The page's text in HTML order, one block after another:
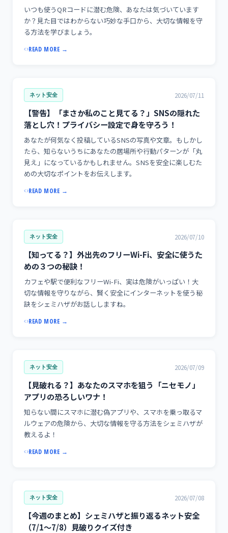
いつも使うQRコードに潜む危険、あなたは気づいています
か？見た目ではわからない巧妙な手口から、大切な情報を守
る方法を学びましょう。
READ MORE →
ネット安全 2026/07/11
【警告】「まさか私のこと見てる？」SNSの隠れた
落とし穴！プライバシー設定で身を守ろう！
あなたが何気なく投稿しているSNSの写真や文章。もしかし
たら、知らないうちにあなたの居場所や行動パターンが「丸
見え」になっているかもしれません。SNSを安全に楽しむた
めの大切なポイントをお伝えします。
READ MORE →
ネット安全 2026/07/10
【知ってる？】外出先のフリーWi-Fi、安全に使うた
めの３つの秘訣！
カフェや駅で便利なフリーWi-Fi、実は危険がいっぱい！大
切な情報を守りながら、賢く安全にインターネットを使う秘
訣をシェミハザがお話ししますね。
READ MORE →
ネット安全 2026/07/09
【見破れる？】あなたのスマホを狙う「ニセモノ」
アプリの恐ろしいワナ！
知らない間にスマホに潜む偽アプリや、スマホを乗っ取るマ
ルウェアの危険から、大切な情報を守る方法をシェミハザが
教えるよ！
READ MORE →
ネット安全 2026/07/08
【今週のまとめ】シェミハザと振り返るネット安全
（7/1〜7/8）見破りクイズ付き